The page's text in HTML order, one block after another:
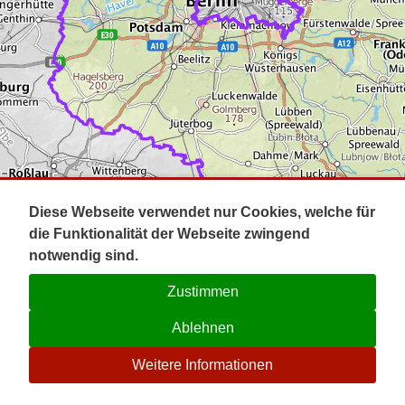
Impressum
Kontakt
☉
Diese Webseite verwendet nur Cookies, welche für
die Funktionalität der Webseite zwingend
notwendig sind.
Zustimmen
Ablehnen
Weitere Informationen